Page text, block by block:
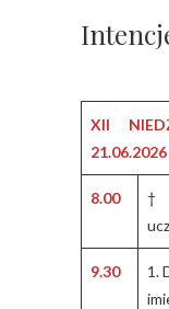
XII
21.06.2026
8.00
†
9.30
1.